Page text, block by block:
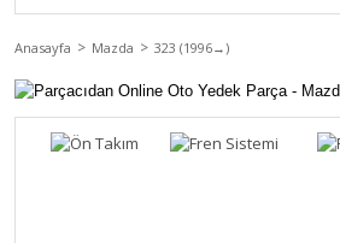
Anasayfa Mazda 323 (1996 →)